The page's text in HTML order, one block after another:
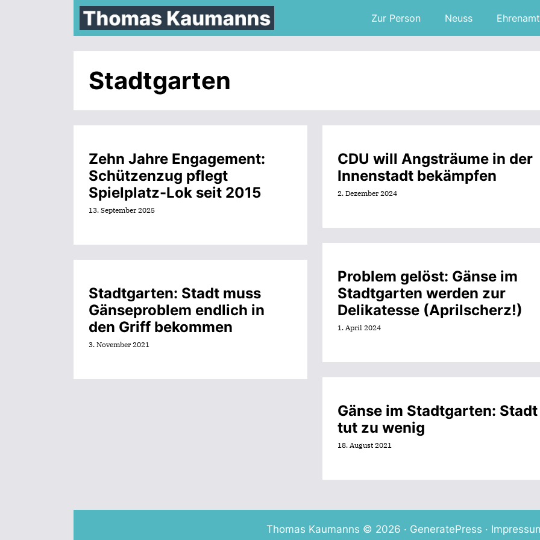
Zur Person Neuss Ehrenamt
Stadtgarten
Zehn Jahre Engagement:
Schützenzug pflegt
Spielplatz-Lok seit 2015
13. September 2025
CDU will Angsträume in der
Innenstadt bekämpfen
2. Dezember 2024
Problem gelöst: Gänse im
Stadtgarten werden zur
Delikatesse (Aprilscherz!)
1. April 2024
Stadtgarten: Stadt muss
Gänseproblem endlich in
den Griff bekommen
3. November 2021
Gänse im Stadtgarten: Stadt
tut zu wenig
18. August 2021
Thomas Kaumanns © 2026 · GeneratePress ·